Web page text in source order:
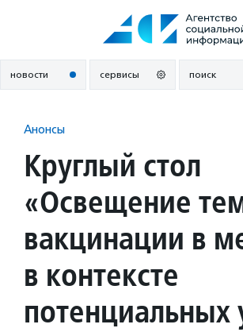
новости сервисы поиск
Анонсы
Круглый стол
«Освещение
вакцинации в
в контексте
потенциальных